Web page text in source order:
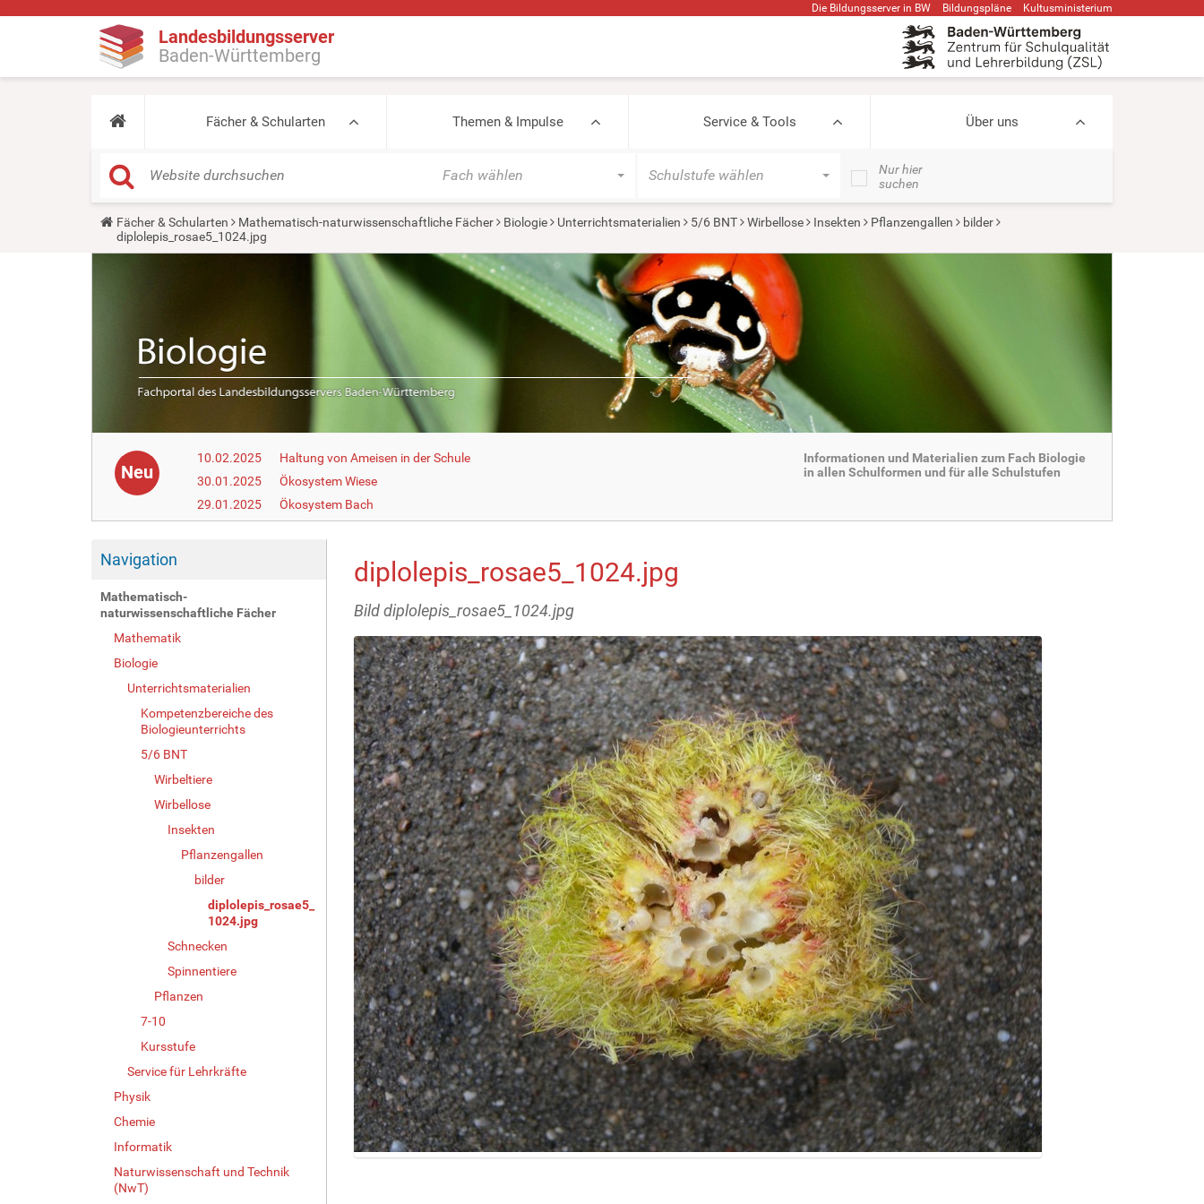
Die Bildungsserver in BW Bildungspläne Kultusministerium
Landesbildungsserver
Baden-Württemberg
Fächer & Schularten Themen & Impulse Service & Tools Über uns
Fach wählen Schulstufe wählen
Nur hier
suchen
Y
u
Fächer & Schularten Mathematisch-naturwissenschaftliche Fächer Biologie Unterrichtsmaterialien 5/6 BNT Wirbellose Insekten Pflanzengallen
bilder
diplolepis_rosae5_1024.jpg
Neu
10.02.2025
Haltung von Ameisen in der Schule
30.01.2025
Ökosystem Wiese
29.01.2025
Ökosystem Bach
Informationen und Materialien zum Fach Biologie
in allen Schulformen und für alle Schulstufen
Navigation
Mathematisch-
naturwissenschaftliche Fächer
Mathematik
Biologie
Unterrichtsmaterialien
Kompetenzbereiche des
Biologieunterrichts
5/6 BNT
Wirbeltiere
Wirbellose
Insekten
Pflanzengallen
bilder
diplolepis_rosae5_
1024.jpg
Schnecken
Spinnentiere
Pflanzen
7-10
Kursstufe
Service für Lehrkräfte
Physik
Chemie
Informatik
Naturwissenschaft und Technik
(NwT)
diplolepis_rosae5_1024.jpg
Bild diplolepis_rosae5_1024.jpg